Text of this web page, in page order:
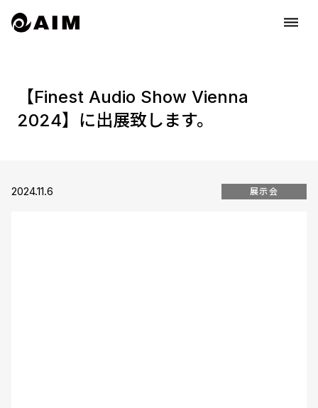
dehaze
【Finest Audio Show Vienna
2024】に出展致します。
2024.11.6 展示会